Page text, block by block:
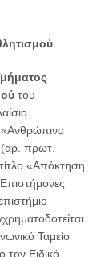
του
(αρ. πρωτ.
«Απόκτηση
Ταμείο
τον Ειδικό